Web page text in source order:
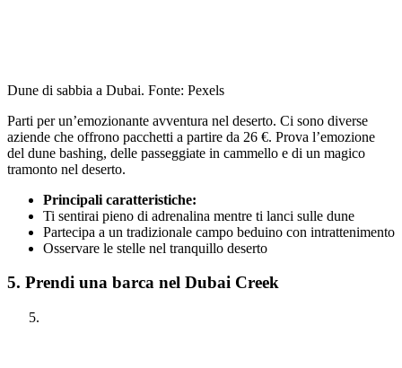
Dune di sabbia a Dubai. Fonte: Pexels
Parti per un’emozionante avventura nel deserto. Ci sono diverse
aziende che offrono pacchetti a partire da 26 €. Prova l’emozione
del dune bashing, delle passeggiate in cammello e di un magico
tramonto nel deserto.
Principali caratteristiche:
Ti sentirai pieno di adrenalina mentre ti lanci sulle dune
Partecipa a un tradizionale campo beduino con intrattenimento
Osservare le stelle nel tranquillo deserto
5. Prendi una barca nel Dubai Creek